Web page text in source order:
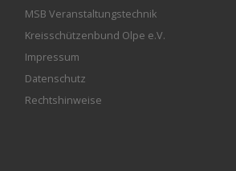
MSB Veranstaltungstechnik
Kreisschützenbund Olpe e.V.
Impressum
Datenschutz
Rechtshinweise